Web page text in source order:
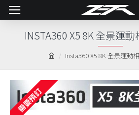
Insta360 X5 8K 全景運動
INSTA360 X5 8K 全景運
需要預訂